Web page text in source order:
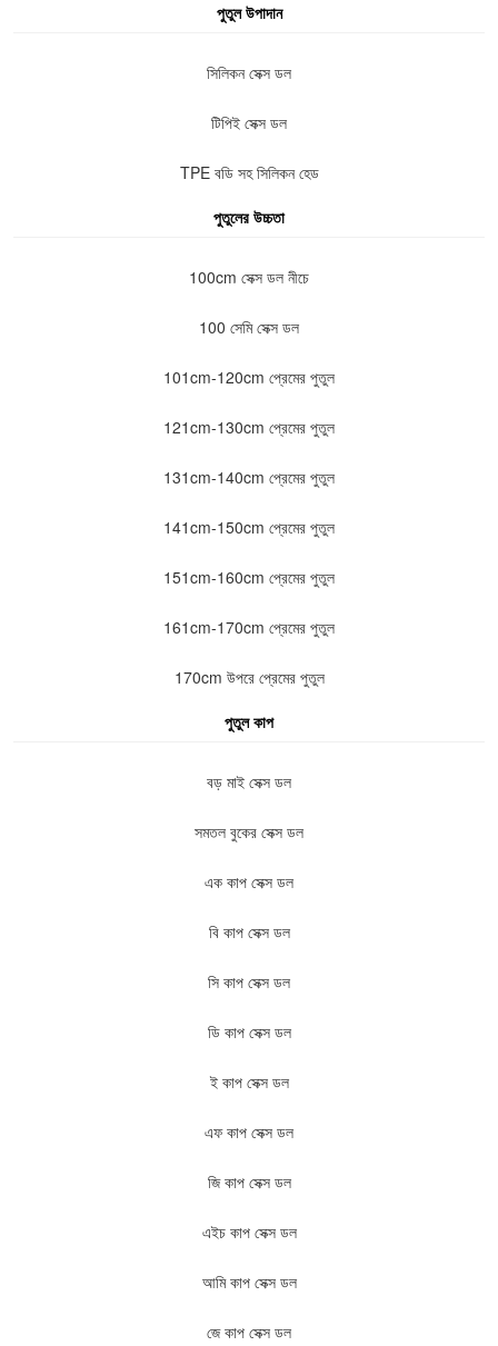
পুতুল উপাদান
সিলিকন সেক্স ডল
টিপিই সেক্স ডল
TPE বডি সহ সিলিকন হেড
পুতুলের উচ্চতা
100cm সেক্স ডল নীচে
100 সেমি সেক্স ডল
101cm-120cm প্রেমের পুতুল
121cm-130cm প্রেমের পুতুল
131cm-140cm প্রেমের পুতুল
141cm-150cm প্রেমের পুতুল
151cm-160cm প্রেমের পুতুল
161cm-170cm প্রেমের পুতুল
170cm উপরে প্রেমের পুতুল
পুতুল কাপ
বড় মাই সেক্স ডল
সমতল বুকের সেক্স ডল
এক কাপ সেক্স ডল
বি কাপ সেক্স ডল
সি কাপ সেক্স ডল
ডি কাপ সেক্স ডল
ই কাপ সেক্স ডল
এফ কাপ সেক্স ডল
জি কাপ সেক্স ডল
এইচ কাপ সেক্স ডল
আমি কাপ সেক্স ডল
জে কাপ সেক্স ডল